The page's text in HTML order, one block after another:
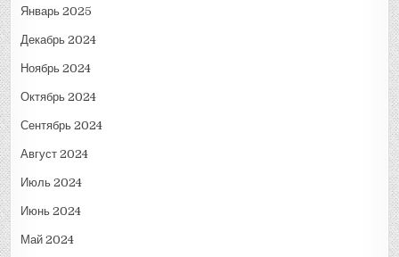
Январь 2025
Декабрь 2024
Ноябрь 2024
Октябрь 2024
Сентябрь 2024
Август 2024
Июль 2024
Июнь 2024
Май 2024